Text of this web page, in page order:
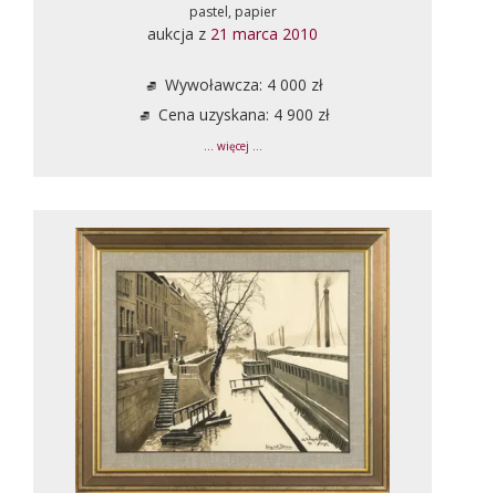
pastel, papier
aukcja z 21 marca 2010
Wywoławcza: 4 000 zł
Cena uzyskana: 4 900 zł
... więcej ...